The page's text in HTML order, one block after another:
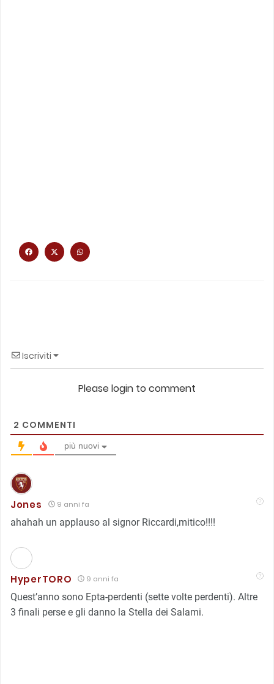
Iscriviti
Please login to comment
2 COMMENTI
più nuovi
Jones 9 anni fa
ahahah un applauso al signor Riccardi,mitico!!!!
HyperTORO 9 anni fa
Quest’anno sono Epta-perdenti (sette volte perdenti). Altre
3 finali perse e gli danno la Stella dei Salami.